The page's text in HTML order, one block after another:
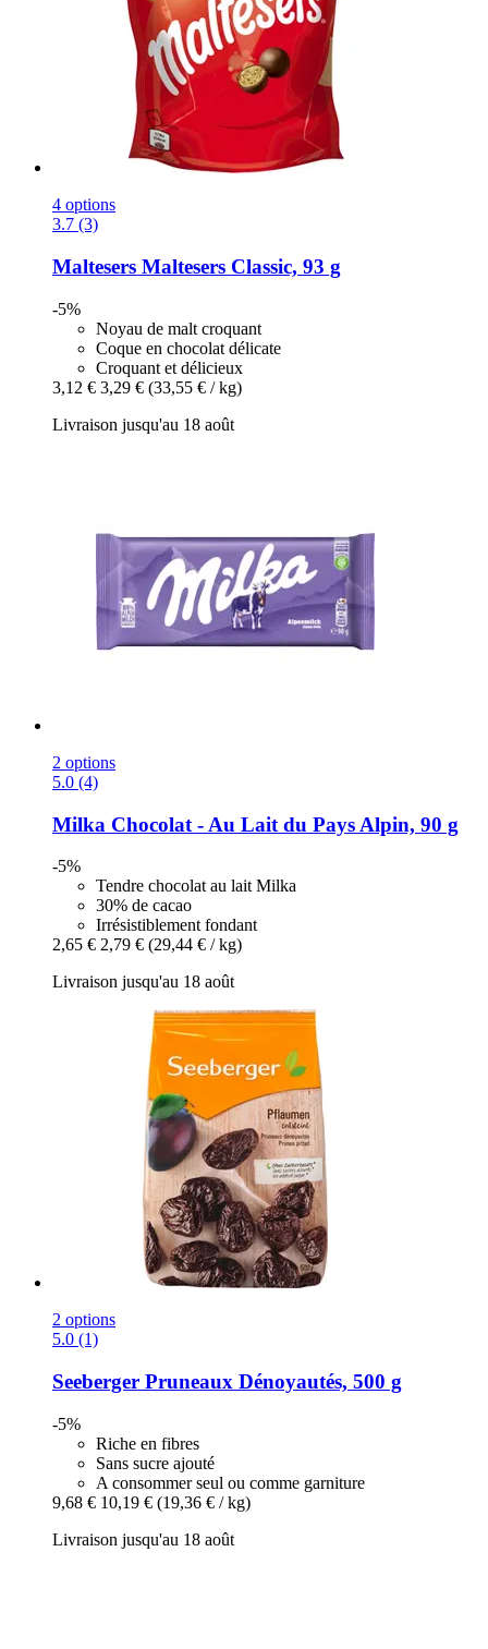
4 options
3.7 (3)
Maltesers Maltesers Classic, 93 g
-5%
Noyau de malt croquant
Coque en chocolat délicate
Croquant et délicieux
3,12 € 3,29 € (33,55 € / kg)
Livraison jusqu'au 18 août
2 options
5.0 (4)
Milka Chocolat -​ Au Lait du Pays Alpin, 90 g
-5%
Tendre chocolat au lait Milka
30% de cacao
Irrésistiblement fondant
2,65 € 2,79 € (29,44 € / kg)
Livraison jusqu'au 18 août
2 options
5.0 (1)
Seeberger Pruneaux Dénoyautés, 500 g
-5%
Riche en fibres
Sans sucre ajouté
A consommer seul ou comme garniture
9,68 € 10,19 € (19,36 € / kg)
Livraison jusqu'au 18 août